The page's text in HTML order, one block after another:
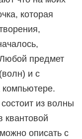
которая
предмет
и с
компьютере.
из волны
квантовой
описать с